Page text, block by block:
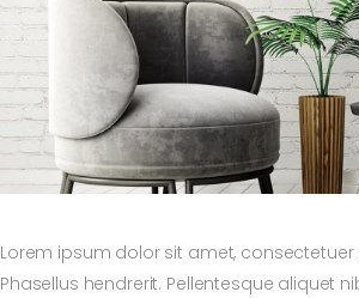
Lorem ipsum dolor sit amet, consectetuer
Phasellus hendrerit. Pellentesque aliquet